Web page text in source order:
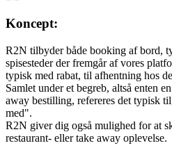
Koncept:
R2N tilbyder både booking af bord,
spisesteder der fremgår af vores
typisk med rabat, til afhentning hos
Samlet under et begreb, altså enten
away bestilling, refereres det typisk
med".
R2N giver dig også mulighed for at
restaurant- eller take away oplevelse.